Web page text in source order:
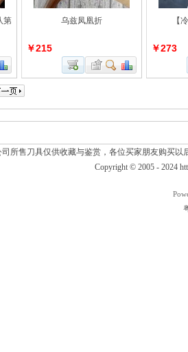
第
乌兹凤凰折
￥215
【
￥273
所售刀具仅供收藏与鉴赏，各位买家朋友购买
Copyright © 2005 - 2024